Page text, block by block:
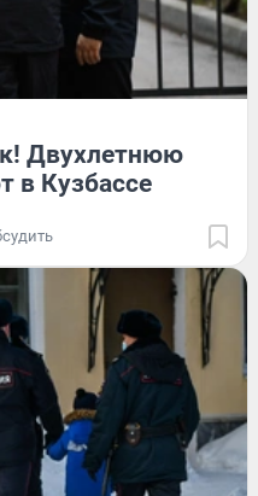
Двухлетнюю
в Кузбассе